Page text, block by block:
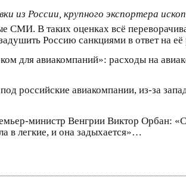
из России, крупного экспортера
СМИ. В таких оценках всё
Россию санкциями в ответ на
для авиакомпаний»: расходы на
под российские авиакомпании, из-за
министр Венгрии Виктор Орбан:
в легкие, и она задыхается»…